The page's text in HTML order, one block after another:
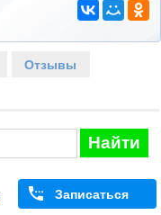
Отзывы
Найти
Записаться